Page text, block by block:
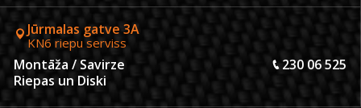
Jūrmalas gatve 3A
KN6 riepu serviss
Montāža / Savirze
230 06 525
Riepas un Diski